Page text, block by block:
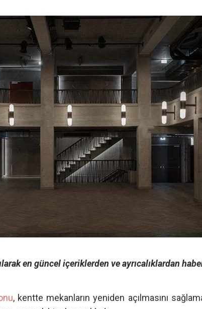
en güncel içeriklerden ve ayrıcalıklardan
, kentte mekanların yeniden açılmasını